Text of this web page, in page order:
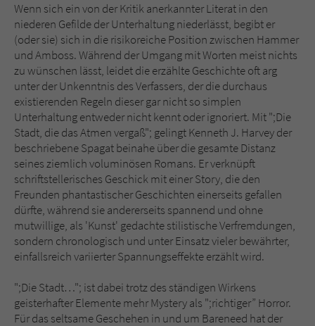
Wenn sich ein von der Kritik anerkannter Literat in den
niederen Gefilde der Unterhaltung niederlässt, begibt er
(oder sie) sich in die risikoreiche Position zwischen Hammer
und Amboss. Während der Umgang mit Worten meist nichts
zu wünschen lässt, leidet die erzählte Geschichte oft arg
unter der Unkenntnis des Verfassers, der die durchaus
existierenden Regeln dieser gar nicht so simplen
Unterhaltung entweder nicht kennt oder ignoriert. Mit ";Die
Stadt, die das Atmen vergaß"; gelingt Kenneth J. Harvey der
beschriebene Spagat beinahe über die gesamte Distanz
seines ziemlich voluminösen Romans. Er verknüpft
schriftstellerisches Geschick mit einer Story, die den
Freunden phantastischer Geschichten einerseits gefallen
dürfte, während sie andererseits spannend und ohne
mutwillige, als 'Kunst' gedachte stilistische Verfremdungen,
sondern chronologisch und unter Einsatz vieler bewährter,
einfallsreich variierter Spannungseffekte erzählt wird.
";Die Stadt…"; ist dabei trotz des ständigen Wirkens
geisterhafter Elemente mehr Mystery als ";richtiger” Horror.
Für das seltsame Geschehen in und um Bareneed hat der